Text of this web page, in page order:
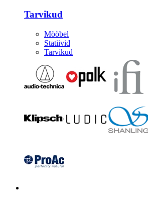
Tarvikud
Mööbel
Statiivid
Tarvikud